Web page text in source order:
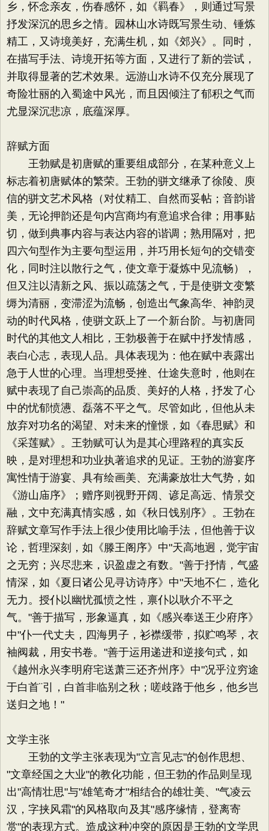
乡，怀念亲友，伤春感怀，如《羁春》，则通过写景
抒发深沉的思乡之情。园林山水诗既写景生动、锤炼
精工，又诗境美好，充满生机，如《郊兴》。同时，
在描写手法、诗境开拓等方面，又进行了新的尝试，
并取得显著的艺术效果。远游山水诗不仅充分展现了
奇险壮丽的入蜀途中风光，而且因倾注了郁积之气而
尤显深沉悲凉，底蕴深厚。
辞赋方面
王勃赋是初唐赋的重要组成部分，在某种意义上
标志着初唐赋体的繁荣。王勃的骈文继承了徐陵、庾
信的骈文艺术风格（对仗精工、自然而妥帖；音韵谐
美，无论押韵还是句内宫商均有意追求合律；用事贴
切，做到典事内容与表达内容的谐调；熟用隔对，把
四六句型作为主要句型运用，并巧用长短句的交错变
化，同时注以散行之气，使文章于凝炼中见流畅），
但又注以清新之风、振以疏荡之气，于是使骈文变繁
缛为清丽，变滞涩为流畅，创造出气象高华、神韵灵
动的时代风格，使骈文跃上了一个新台阶。与初唐同
时代的其他文人相比，王勃极善于在赋中抒发情感，
表白心志，表现人品。具体表现为：他在赋中表露出
急于人世的心理。当理想受挫、仕途失意时，他则在
赋中表现了自己崇高的品质、美好的人格，抒发了心
中的忧郁愤懑、磊落不平之气。尽管如此，但他从未
放弃对功名的渴望、对未来的憧憬，如《春思赋》和
《采莲赋》。王勃赋可认为是其心理路程的真实反
映，是对理想和功业执著追求的见证。王勃的游宴序
寓性情于游宴、具有绘画美、充满豪放壮大气势，如
《游山庙序》；赠序则视野开阔、谚足高远、情景交
融，文中充满真情实感，如《秋日饯别序》。王勃在
辞赋文章写作手法上很少使用比喻手法，但他善于议
论，哲理深刻，如《滕王阁序》中"天高地迥，觉宇宙
之无穷；兴尽悲来，识盈虚之有数。"善于抒情，气盛
情深，如《夏日诸公见寻访诗序》中"天地不仁，造化
无力。授仆以幽忧孤愤之性，禀仆以耿介不平之
气。"善于描写，形象逼真，如《感兴奉送王少府序》
中"仆一代丈夫，四海男子，衫襟缓带，拟贮鸣琴，衣
袖阀裁，用安书卷。"善于运用递进和逆接句式，如
《越州永兴李明府宅送萧三还齐州序》中"况乎泣穷途
于白首¨引，白首非临别之秋；嗟歧路于他乡，他乡岂
送归之地！"
文学主张
王勃的文学主张表现为"立言见志"的创作思想、
"文章经国之大业"的教化功能，但王勃的作品则呈现
出"高情壮思"与"雄笔奇才"相结合的雄壮美、"气凌云
汉，字挟风霜"的风格取向及其"感序缘情，登离寄
赏"的表现方式。造成这种冲突的原因是王勃的文学思